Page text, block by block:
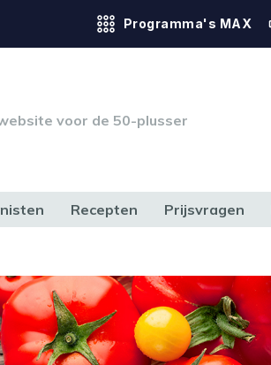
Programma's MAX
voor de 50-plusser
Recepten Prijsvragen